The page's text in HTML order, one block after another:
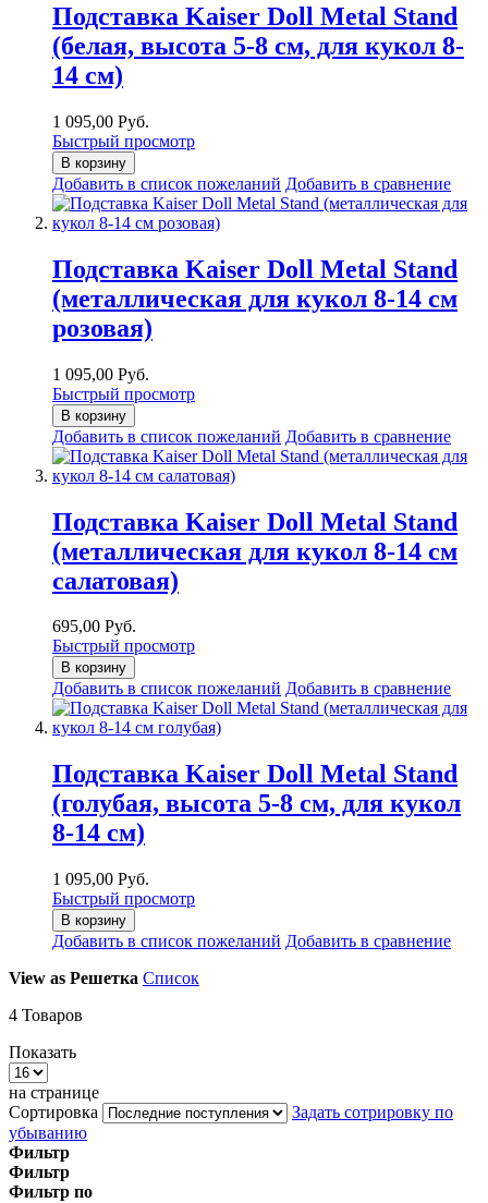
Подставка Kaiser Doll Metal Stand
(белая, высота 5-8 см, для кукол 8-
14 см)
1 095,00 Руб.
Быстрый просмотр
В корзину
Добавить в список пожеланий Добавить в сравнение
Подставка Kaiser Doll Metal Stand
(металлическая для кукол 8-14 см
розовая)
1 095,00 Руб.
Быстрый просмотр
В корзину
Добавить в список пожеланий Добавить в сравнение
Подставка Kaiser Doll Metal Stand
(металлическая для кукол 8-14 см
салатовая)
695,00 Руб.
Быстрый просмотр
В корзину
Добавить в список пожеланий Добавить в сравнение
Подставка Kaiser Doll Metal Stand
(голубая, высота 5-8 см, для кукол
8-14 см)
1 095,00 Руб.
Быстрый просмотр
В корзину
Добавить в список пожеланий Добавить в сравнение
View as Решетка Список
4 Товаров
Показать
на странице
Сортировка
Задать сотрировку по
убыванию
Фильтр
Фильтр
Фильтр по